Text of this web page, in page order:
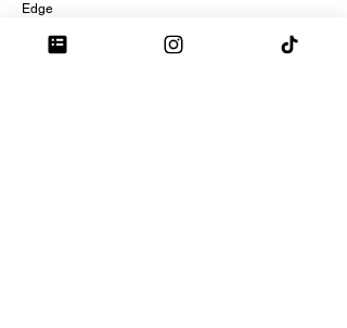
Edge
utilizamos cookies de terceros, como Google